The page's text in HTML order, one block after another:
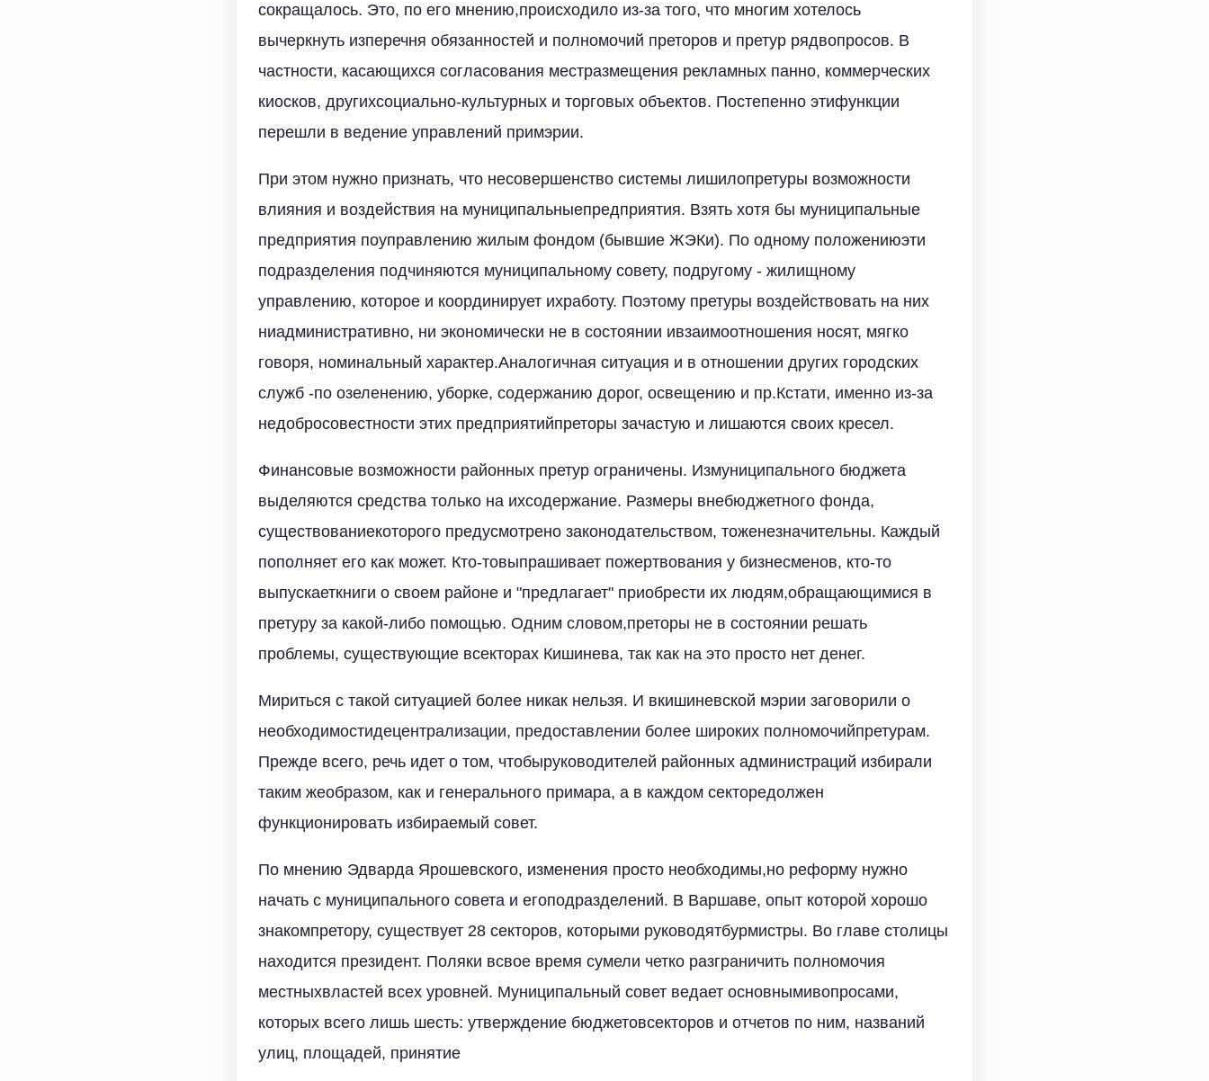
сокращалось. Это, по его мнению,происходило из-за того, что многим хотелось
вычеркнуть изперечня обязанностей и полномочий преторов и претур рядвопросов. В
частности, касающихся согласования местразмещения рекламных панно, коммерческих
киосков, другихсоциально-культурных и торговых объектов. Постепенно этифункции
перешли в ведение управлений примэрии.
При этом нужно признать, что несовершенство системы лишилопретуры возможности
влияния и воздействия на муниципальныепредприятия. Взять хотя бы муниципальные
предприятия поуправлению жилым фондом (бывшие ЖЭКи). По одному положениюэти
подразделения подчиняются муниципальному совету, подругому - жилищному
управлению, которое и координирует ихработу. Поэтому претуры воздействовать на них
ниадминистративно, ни экономически не в состоянии ивзаимоотношения носят, мягко
говоря, номинальный характер.Аналогичная ситуация и в отношении других городских
служб -по озеленению, уборке, содержанию дорог, освещению и пр.Кстати, именно из-за
недобросовестности этих предприятийпреторы зачастую и лишаются своих кресел.
Финансовые возможности районных претур ограничены. Измуниципального бюджета
выделяются средства только на ихсодержание. Размеры внебюджетного фонда,
существованиекоторого предусмотрено законодательством, тоженезначительны. Каждый
пополняет его как может. Кто-товыпрашивает пожертвования у бизнесменов, кто-то
выпускаеткниги о своем районе и "предлагает" приобрести их людям,обращающимися в
претуру за какой-либо помощью. Одним словом,преторы не в состоянии решать
проблемы, существующие всекторах Кишинева, так как на это просто нет денег.
Мириться с такой ситуацией более никак нельзя. И вкишиневской мэрии заговорили о
необходимостидецентрализации, предоставлении более широких полномочийпретурам.
Прежде всего, речь идет о том, чтобыруководителей районных администраций избирали
таким жеобразом, как и генерального примара, а в каждом секторедолжен
функционировать избираемый совет.
По мнению Эдварда Ярошевского, изменения просто необходимы,но реформу нужно
начать с муниципального совета и егоподразделений. В Варшаве, опыт которой хорошо
знакомпретору, существует 28 секторов, которыми руководятбурмистры. Во главе столицы
находится президент. Поляки всвое время сумели четко разграничить полномочия
местныхвластей всех уровней. Муниципальный совет ведает основнымивопросами,
которых всего лишь шесть: утверждение бюджетовсекторов и отчетов по ним, названий
улиц, площадей, принятие